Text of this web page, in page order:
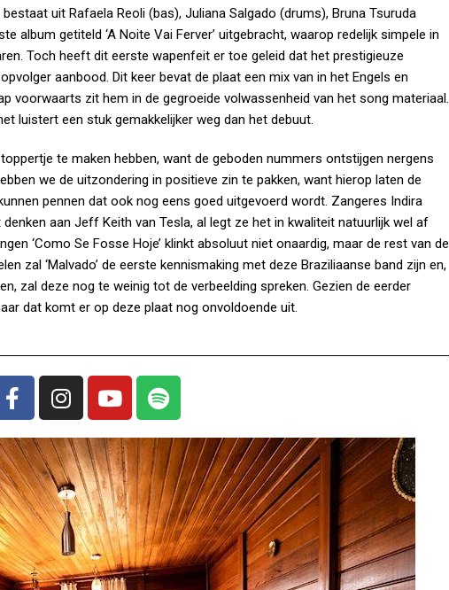
uit Rafaela Reoli (bas), Juliana Salgado (drums), Bruna Tsuruda
album getiteld ‘A Noite Vai Ferver’ uitgebracht, waarop redelijk simpele in
Toch heeft dit eerste wapenfeit er toe geleid dat het prestigieuze
aanbood. Dit keer bevat de plaat een mix van in het Engels en
voorwaarts zit hem in de gegroeide volwassenheid van het song materiaal.
luistert een stuk gemakkelijker weg dan het debuut.
te maken hebben, want de geboden nummers ontstijgen nergens
we de uitzondering in positieve zin te pakken, want hierop laten de
pennen dat ook nog eens goed uitgevoerd wordt. Zangeres Indira
aan Jeff Keith van Tesla, al legt ze het in kwaliteit natuurlijk wel af
‘Como Se Fosse Hoje’ klinkt absoluut niet onaardig, maar de rest van de
zal ‘Malvado’ de eerste kennismaking met deze Braziliaanse band zijn en,
zal deze nog te weinig tot de verbeelding spreken. Gezien de eerder
dat komt er op deze plaat nog onvoldoende uit.